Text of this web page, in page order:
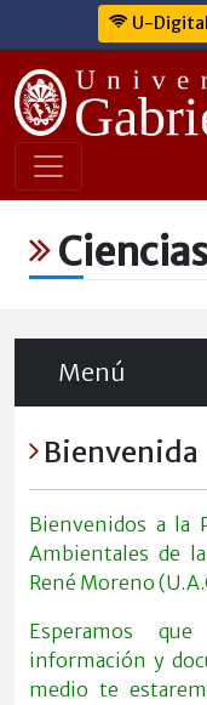
U-Digital
Menú
Bienvenida
Bienvenidos a la
Ambientales de
René Moreno
Esperamos
información y
medio te